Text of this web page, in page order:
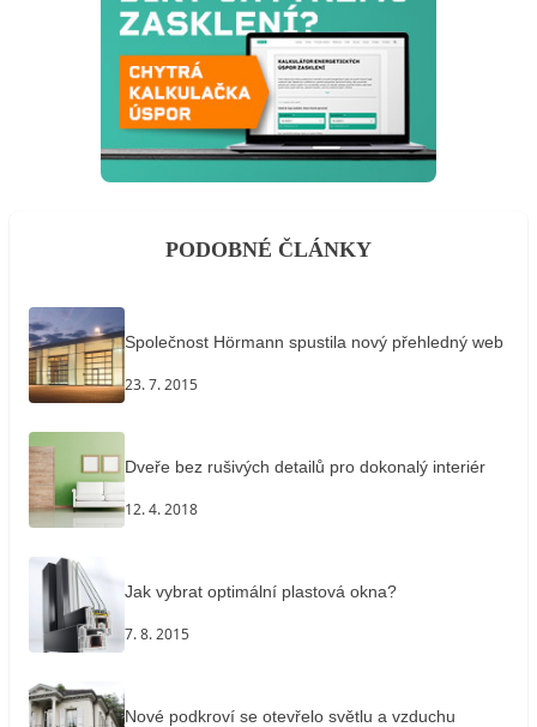
PODOBNÉ ČLÁNKY
Společnost Hörmann spustila nový přehledný web
23. 7. 2015
Dveře bez rušivých detailů pro dokonalý interiér
12. 4. 2018
Jak vybrat optimální plastová okna?
7. 8. 2015
Nové podkroví se otevřelo světlu a vzduchu